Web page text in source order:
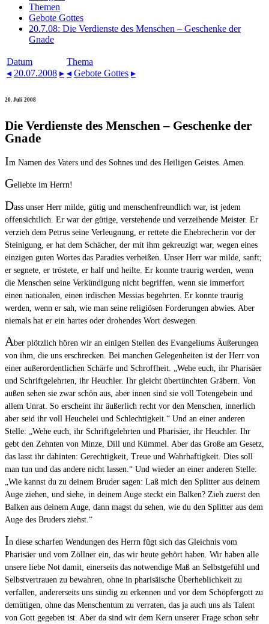
Themen
Gebote Gottes
20.7.08: Die Verdienste des Menschen – Geschenke der
Gnade
Datum
◂ 20.07.2008 ▸
Thema
◂ Gebote Gottes ▸
20. Juli 2008
Die Verdienste des Menschen – Geschenke der
Gnade
Im Namen des Vaters und des Sohnes und des Heiligen Geistes. Amen.
Geliebte im Herrn!
Dass unser Herr milde, gütig und menschenfreundlich war, ist jedem
offensichtlich. Er war der gütige, verstehende und verzeihende Meister. Er
verzieh dem Petrus seine Verleugnung, er rettete die Ehebrecherin vor der
Steinigung, er hat dem Schächer, der mit ihm gekreuzigt war, wegen eines
einzigen guten Wortes das Paradies verheißen. Unser Herr war milde, sanft;
er segnete, er tröstete, er half und heilte. Er konnte traurig werden, wenn
die Menschen seine Verkündigung nicht begriffen, wenn sie immerfort
einen nationalen, einen irdischen Messias begehrten. Er konnte traurig
werden, wenn er sah, wie man seine religiösen Forderungen abwies. Aber
niemals hat er ein hartes oder drohendes Wort deswegen.
Aber plötzlich hören wir an einigen Stellen des Evangeliums Äußerungen
von ihm, die uns erschrecken. Bei manchen Gelegenheiten ist der Herr von
einer außerordentlichen Schärfe und Schroffheit. „Wehe euch, ihr Pharisäer
und Schriftgelehrten, ihr Heuchler. Ihr gleicht übertünchten Gräbern. Von
außen sehen sie zwar schön aus, aber innen sind sie voll Totengebein und
allem Unrat. So erscheint ihr äußerlich recht vor den Menschen, innerlich
aber seid ihr voll Heuchelei und Schlechtigkeit.“ Und an einer anderen
Stelle: „Wehe euch, ihr Schriftgelehrten und Pharisäer, ihr Heuchler. Ihr
gebt den Zehnten von Minze, Dill und Kümmel. Aber das Große am Gesetz,
das lasst ihr dahinten: Gerechtigkeit, Treue und Wahrhaftigkeit. Dies soll
man tun und das andere nicht lassen.“ Und wieder an einer anderen Stelle:
„Wie kannst du zu deinem Bruder sagen: Laß mich den Splitter aus deinem
Auge ziehen, und siehe, in deinem Auge steckt ein Balken? Zieh zuerst den
Balken aus deinem Auge, dann magst du sehen, wie du den Splitter aus dem
Auge des Bruders ziehst.“
In diese scharfen Wendungen des Herrn fügt sich das Gleichnis vom
Pharisäer und vom Zöllner ein, das wir heute gehört haben. Wir haben alle
unsere liebe Not damit, einerseits das notwendige Maß an Selbstgefühl und
Selbstvertrauen zu bewahren, ohne in pharisäische Überheblichkeit zu
verfallen, andererseits uns sündig zu erkennen und vor dem Schöpfergott zu
demütigen, ohne das Menschentum zu verraten, das ja auch uns als Talent
von Gott gegeben ist. Aber da sind wir dem Kern unserer Frage schon sehr